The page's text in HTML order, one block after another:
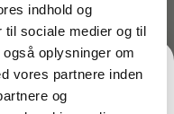
indhold og
til sociale medier og til
oplysninger om
vores partnere inden
og
muligt at samle
praktisk
til Minatol Style
miljøer,
vigtig.